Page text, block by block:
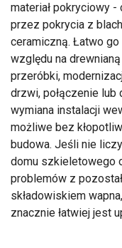
materiał pokryciowy
przez pokrycia z
ceramiczną. Łatwo
względu na
przeróbki,
drzwi, połączenie
wymiana instalacji
możliwe bez
budowa. Jeśli nie
domu szkieletowego
problemów z
składowiskiem
znacznie łatwiej jest